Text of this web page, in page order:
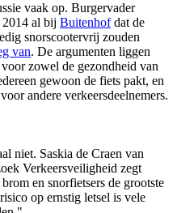
vaak op. Burgervader
al bij Buitenhofdat de
snorscootervrij zouden
van. De argumenten liggen
zowel de gezondheid van
gewoon de fiets pakt, en
andere verkeersdeelnemers.
niet. Saskia de Craen van
Verkeersveiligheid zegt
en snorfietsers de grootste
op ernstig letsel is vele